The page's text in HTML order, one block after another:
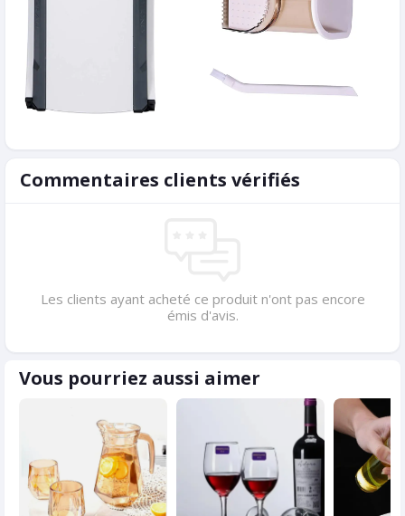
Commentaires clients vérifiés
Les clients ayant acheté ce produit n'ont pas encore
émis d'avis.
Vous pourriez aussi aimer